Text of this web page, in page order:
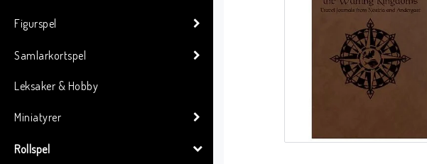
Figurspel
Samlarkortspel
Leksaker & Hobby
Miniatyrer
Rollspel